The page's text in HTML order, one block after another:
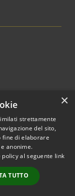
© 2026 • Comune di
San Giorgio •
byMunicipium
redazione
×
strettamente
del sito,
fine di elaborare
anonime.
al seguente link
TUTTO